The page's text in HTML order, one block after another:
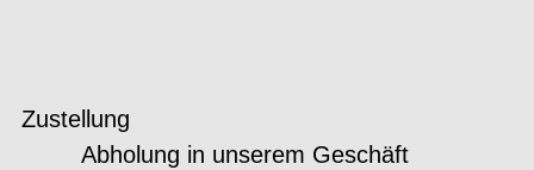
Zustellung
Abholung in unserem Geschäft